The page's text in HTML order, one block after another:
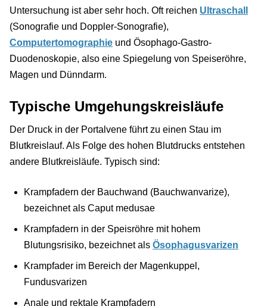
Untersuchung ist aber sehr hoch. Oft reichen Ultraschall
(Sonografie und Doppler-Sonografie),
Computertomographie und Ösophago-Gastro-
Duodenoskopie, also eine Spiegelung von Speiseröhre,
Magen und Dünndarm.
Typische Umgehungskreisläufe
Der Druck in der Portalvene führt zu einen Stau im
Blutkreislauf. Als Folge des hohen Blutdrucks entstehen
andere Blutkreisläufe. Typisch sind:
Krampfadern der Bauchwand (Bauchwanvarize),
bezeichnet als Caput medusae
Krampfadern in der Speisröhre mit hohem
Blutungsrisiko, bezeichnet als Ösophagusvarizen
Krampfader im Bereich der Magenkuppel,
Fundusvarizen
Anale und rektale Krampfadern